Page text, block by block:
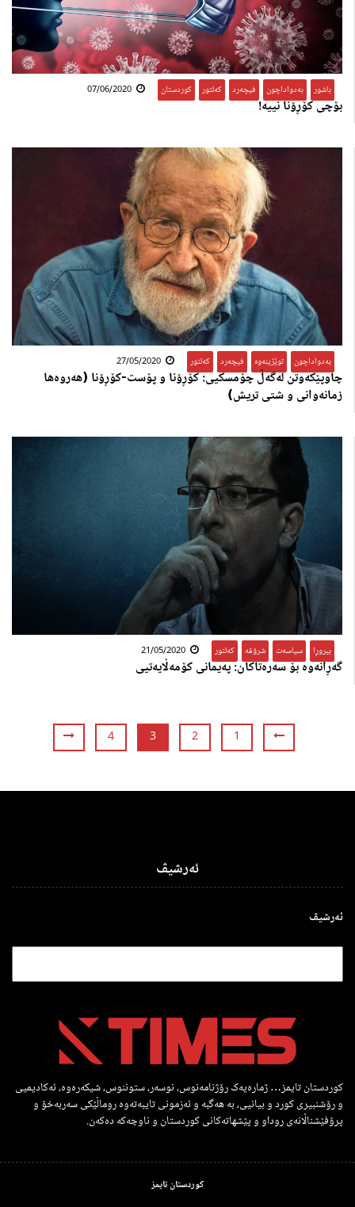
باشور بەدواداچون فیچەرد کەلتور کوردستان 07/06/2020
بۆچی کۆڕۆنا نییە!
بەدواداچون توێژینەوە فیچەرد کەلتور 27/05/2020
چاوپێكه‌وتن له‌گه‌ڵ چۆمسكیی: كۆڕۆنا و پۆست-كۆڕۆنا (هه‌روه‌ها
زمانه‌وانی و شتی تریش)
بیروڕا سیاسەت شرۆڤە کەلتور 21/05/2020
گەڕانەوە بۆ سەرەتاکان: پەیمانی کۆمەڵایەتیی
1
2
3
4
ئەرشیڤ
ئەرشیڤ
کوردستان تایمز… ژمارەیەک رۆژنامەنوس، نوسەر، ستوننوس، شیکەرەوە، ئەکادیمیی
و رۆشنبیری کورد و بیانیی، بە هەگبە و ئەزمونی تایبەتەوە روماڵێکی سەربەخۆ و
پرۆفێشناڵانەی روداو و پێشهاتەکانی کوردستان و ناوچەکە دەکەن.
کوردستان تایمز